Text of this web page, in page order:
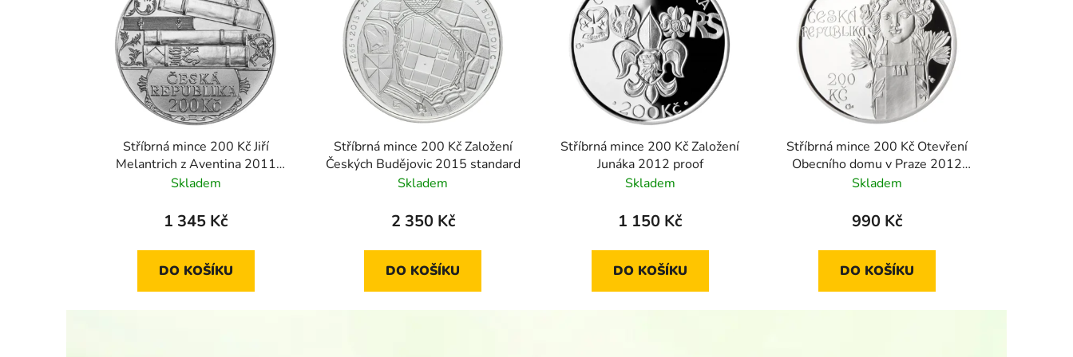
Stříbrná mince 200 Kč Jiří
Melantrich z Aventina 2011
standard
Skladem
1 345 Kč
DO KOŠÍKU
Stříbrná mince 200 Kč Založení
Českých Budějovic 2015 standard
Skladem
2 350 Kč
DO KOŠÍKU
Stříbrná mince 200 Kč Založení
Junáka 2012 proof
Skladem
1 150 Kč
DO KOŠÍKU
Stříbrná mince 200 Kč Otevření
Obecního domu v Praze 2012
proof
Skladem
990 Kč
DO KOŠÍKU